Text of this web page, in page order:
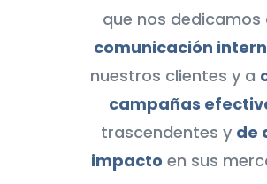
que nos dedicamos
comunicación
nuestros clientes y a
campañas
trascendentes y de
impacto en sus